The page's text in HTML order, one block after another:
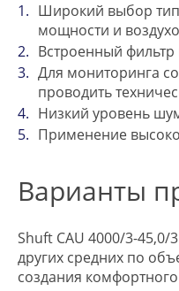
Широкий выбор
мощности и
Встроенный фильтр
Для мониторинга
проводить
Низкий уровень
Применение
Варианты
Shuft CAU 4000/3-
других средних по
создания